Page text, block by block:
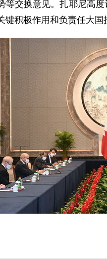
等交换意见。扎耶尼高
积极作用和负责任大国